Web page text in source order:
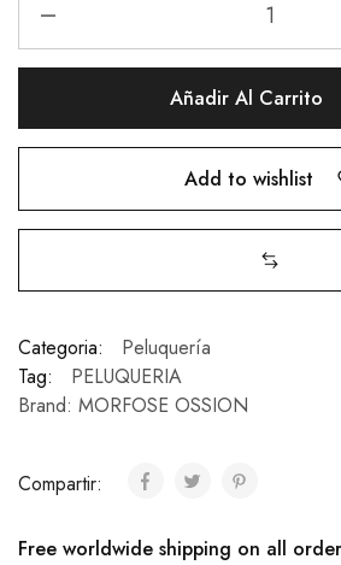
Añadir Al Carrito
Add to wishlist
Categoria:
Peluquería
Tag:
PELUQUERIA
Brand: MORFOSE OSSION
Compartir:
Free worldwide shipping on all